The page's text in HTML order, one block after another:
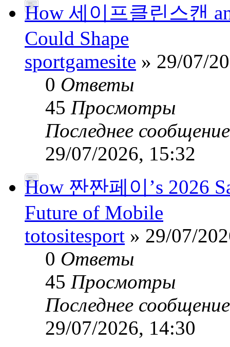
How 세이프클린스캔
Could Shape
sportgamesite » 29/07/
0 Ответы
45 Просмотры
Последнее
29/07/2026, 15:32
How 짠짠페이’s 2026
Future of Mobile
totositesport » 29/07/
0 Ответы
45 Просмотры
Последнее
29/07/2026, 14:30